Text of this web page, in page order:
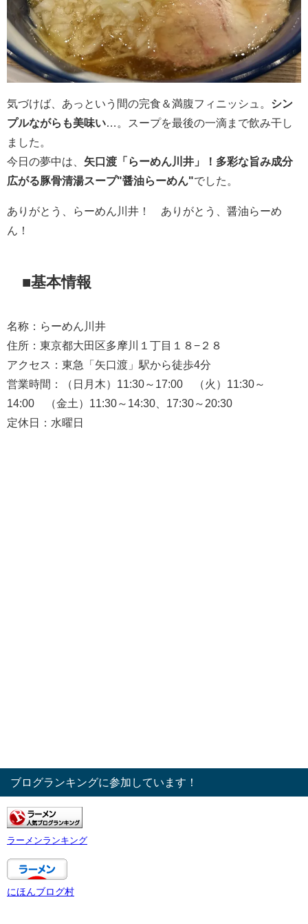
気づけば、あっという間の完食＆満腹フィニッシュ。 シン
プルながらも美味い …。スープを最後の一滴まで飲み干し
ました。
今日の夢中は、 矢口渡「らーめん川井」！多彩な旨み成分
広がる豚骨清湯スープ"醤油らーめん"でした。
ありがとう、らーめん川井！ ありがとう、醤油らーめ
ん！
■基本情報
名称：らーめん川井
住所：東京都大田区多摩川１丁目１８−２８
アクセス：東急「矢口渡」駅から徒歩4分
営業時間：（日月木）11:30～17:00 （火）11:30～
14:00 （金土）11:30～14:30、17:30～20:30
定休日：水曜日
ブログランキングに参加しています！
ラーメンランキング
にほんブログ村